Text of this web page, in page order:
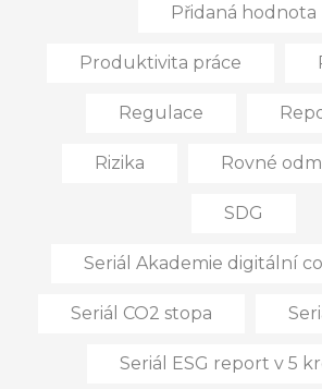
Přidaná hodnota
Produktivita práce
Regulace
Rizika Rovné
SDG
Seriál Akademie digitální
Seriál CO2 stopa
Seriál ESG report v 5